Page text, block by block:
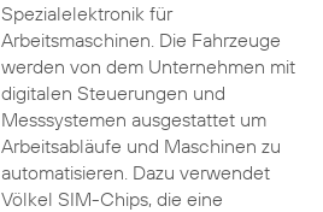
Spezialelektronik für
Arbeitsmaschinen. Die Fahrzeuge
werden von dem Unternehmen mit
digitalen Steuerungen und
Messsystemen ausgestattet um
Arbeitsabläufe und Maschinen zu
automatisieren. Dazu verwendet
Völkel SIM-Chips, die eine